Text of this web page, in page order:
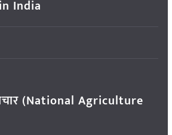
India
(National Agriculture